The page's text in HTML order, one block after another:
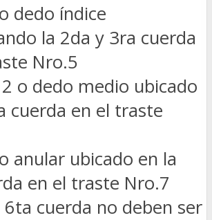
dedo índice
la 2da y 3ra cuerda
Nro.5
o dedo medio ubicado
cuerda en el traste
anular ubicado en la
en el traste Nro.7
6ta cuerda no deben ser